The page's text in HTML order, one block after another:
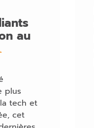
au
plus
tech et
cet